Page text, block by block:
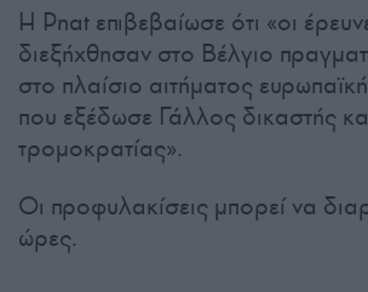
Η Pnat επιβεβαίωσε ότι «οι
διεξήχθησαν στο Βέλγιο
στο πλαίσιο αιτήματος
που εξέδωσε Γάλλος δικαστής
τρομοκρατίας».
Οι προφυλακίσεις μπορεί να
ώρες.